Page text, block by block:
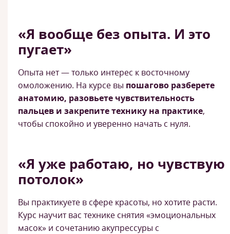
«Я вообще без опыта. И это
пугает»
Опыта нет — только интерес к восточному
омоложению. На курсе вы пошагово разберете
анатомию, разовьете чувствительность
пальцев и закрепите технику на практике,
чтобы спокойно и уверенно начать с нуля.
«Я уже работаю, но чувствую
потолок»
Вы практикуете в сфере красоты, но хотите расти.
Курс научит вас технике снятия «эмоциональных
масок» и сочетанию акупрессуры с